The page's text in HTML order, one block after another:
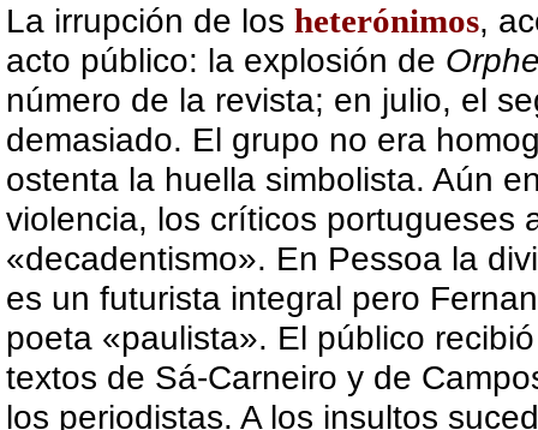
La irrupción de los heterónimos,
acto público: la explosión de
número de la revista; en julio, el
demasiado. El grupo no era
ostenta la huella simbolista. Aún
violencia, los críticos portugueses
«decadentismo». En Pessoa la
es un futurista integral pero
poeta «paulista». El público
textos de Sá-Carneiro y de
los periodistas. A los insultos